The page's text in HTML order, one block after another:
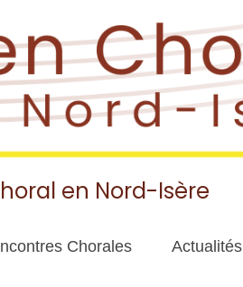
en Nord-Isère
Chorales Actualités